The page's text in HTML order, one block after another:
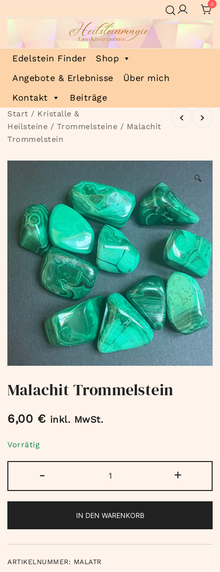
Inhalt
0
Heilsteinmagie
Lass dich verzaubern
Edelstein Finder
Shop
Angebote & Erlebnisse
Über mich
Kontakt
Beiträge
Start / Kristalle &
Heilsteine / Trommelsteine / Malachit
Trommelstein
🔍
Malachit Trommelstein
6,00 € inkl. MwSt.
Vorrätig
-
Trommelstein
Menge
+
IN DEN WARENKORB
ARTIKELNUMMER: MALATR